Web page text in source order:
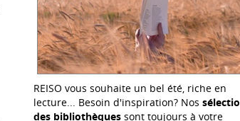
REISO vous souhaite un bel été, riche en
lecture... Besoin d'inspiration? Nos
des bibliothèques sont toujours à votre